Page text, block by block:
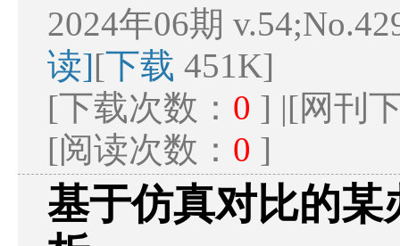
2024年06期
读][下载 451K]
[下载次数： 0 ] |[网刊
[阅读次数： 0 ]
基于仿真对比的某